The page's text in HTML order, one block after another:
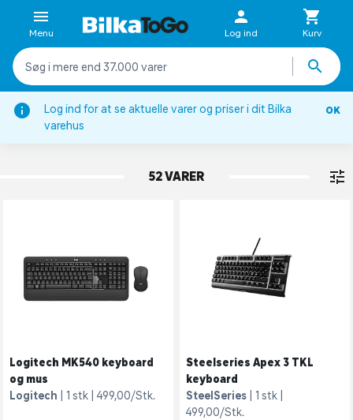
Log ind for at se aktuelle varer og priser i dit Bilka
varehus
OK
Menu Log ind Kurv
Computertilbehør
TASTATURER
52 VARER
Logitech MK540 keyboard
og mus
Logitech
1 stk 499,00/Stk.
Steelseries Apex 3 TKL
keyboard
SteelSeries
1 stk
499,00/Stk.